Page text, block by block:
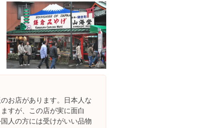
お店があります。日本人な
すが、この店が実に面白
人の方には受けがいい品物